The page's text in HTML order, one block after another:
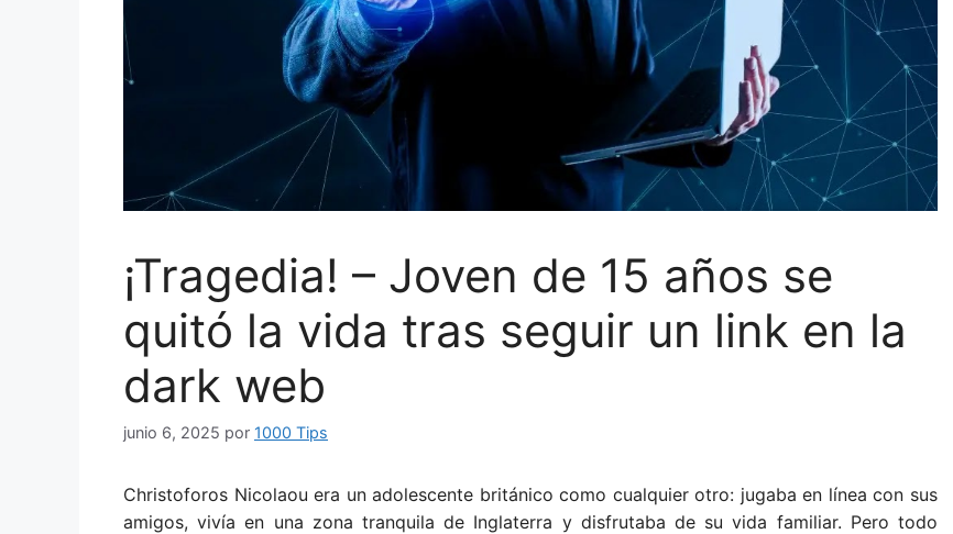
¡Tragedia! – Joven de 15 años se
quitó la vida tras seguir un link en la
dark web
junio 6, 2025 por 1000 Tips
Christoforos Nicolaou era un adolescente británico como cualquier otro: jugaba en línea con sus
amigos, vivía en una zona tranquila de Inglaterra y disfrutaba de su vida familiar. Pero todo